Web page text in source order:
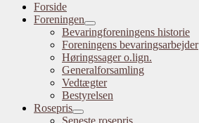
Forside
Foreningen
Bevaringforeningens historie
Foreningens bevaringsarbejder
Høringssager o.lign.
Generalforsamling
Vedtægter
Bestyrelsen
Rosepris
Seneste rosepris